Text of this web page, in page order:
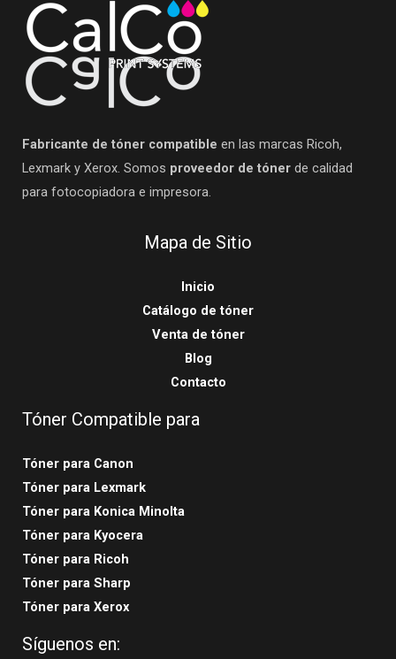
Fabricante de tóner compatible en las marcas Ricoh,
Lexmark y Xerox. Somos proveedor de tóner de calidad
para fotocopiadora e impresora.
Mapa de Sitio
Inicio
Catálogo de tóner
Venta de tóner
Blog
Contacto
Tóner Compatible para
Tóner para Canon
Tóner para Lexmark
Tóner para Konica Minolta
Tóner para Kyocera
Tóner para Ricoh
Tóner para Sharp
Tóner para Xerox
Síguenos en: